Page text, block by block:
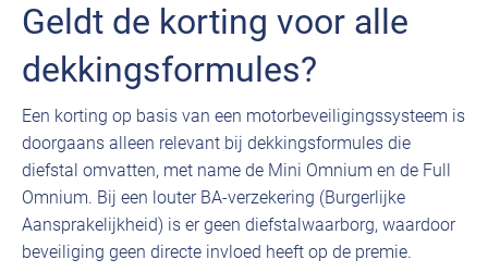
Geldt de korting voor alle
dekkingsformules?
Een korting op basis van een motorbeveiligingssysteem is
doorgaans alleen relevant bij dekkingsformules die
diefstal omvatten, met name de Mini Omnium en de Full
Omnium. Bij een louter BA-verzekering (Burgerlijke
Aansprakelijkheid) is er geen diefstalwaarborg, waardoor
beveiliging geen directe invloed heeft op de premie.